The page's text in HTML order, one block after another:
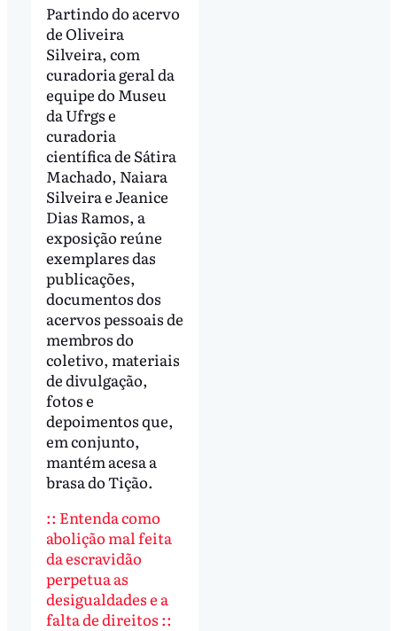
Partindo do acervo
de Oliveira
Silveira, com
curadoria geral da
equipe do Museu
da Ufrgs e
curadoria
científica de Sátira
Machado, Naiara
Silveira e Jeanice
Dias Ramos, a
exposição reúne
exemplares das
publicações,
documentos dos
acervos pessoais de
membros do
coletivo, materiais
de divulgação,
fotos e
depoimentos que,
em conjunto,
mantém acesa a
brasa do Tição.
:: Entenda como
abolição mal feita
da escravidão
perpetua as
desigualdades e a
falta de direitos ::